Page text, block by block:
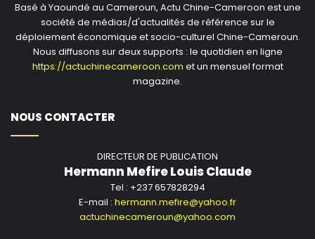
Basé à Yaoundé au Cameroun, Actu Chine-Cameroon est une
société de médias/d'actualités de référence sur le
déploiement économique et socio-culturel Chine-Cameroun.
Nous diffusons sur deux supports : le quotidien en ligne
https://actuchinecameroon.com et un mensuel format
magazine.
NOUS CONTACTER
DIRECTEUR DE PUBLICATION
Hermann Mefire Louis Claude
Tel : +237 657828294
E-mail : hermann.mefire@yahoo.fr
actuchinecameroun@yahoo.com